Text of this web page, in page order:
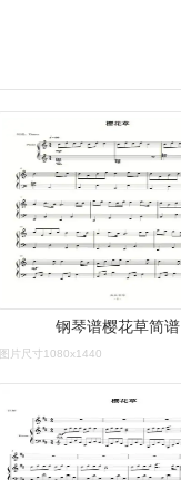
钢琴谱樱花草简谱
图片尺寸1080x1440